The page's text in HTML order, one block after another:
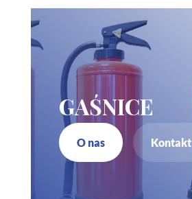
GAŚNICE
O nas Kontakt